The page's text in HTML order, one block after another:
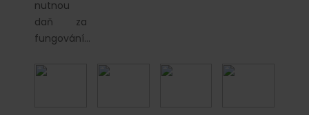
nutnou
daň za
fungování…